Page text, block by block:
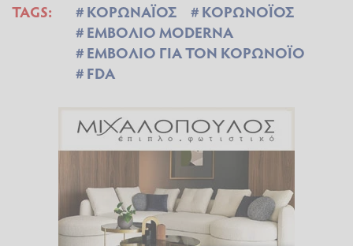
TAGS: ΚΟΡΩΝΑΪΟΣ
ΚΟΡΩΝΟΪΟΣ
ΕΜΒΟΛΙΟ MODERNA
ΕΜΒΟΛΙΟ ΓΙΑ ΤΟΝ ΚΟΡΩΝΟΪΟ
FDA